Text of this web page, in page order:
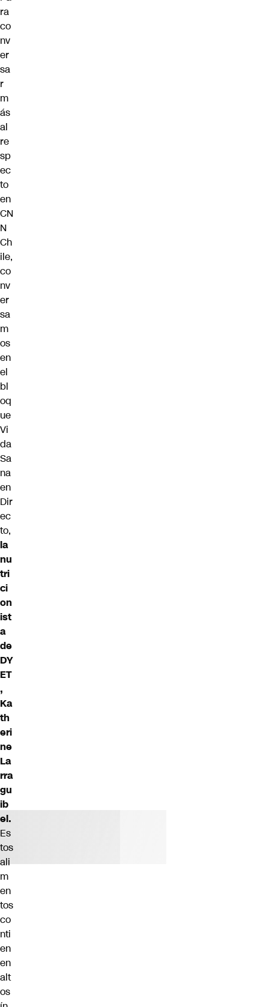
ra
co
nv
er
sa
r
m
ás
al
re
sp
ec
to
en
CN
N
Ch
ile,
co
nv
er
sa
m
os
en
el
bl
oq
ue
Vi
da
Sa
na
en
Dir
ec
to,
la
nu
tri
ci
on
ist
a
de
DY
ET
,
Ka
th
eri
ne
La
rra
gu
ib
el.
Es
tos
ali
m
en
tos
co
nti
en
en
alt
os